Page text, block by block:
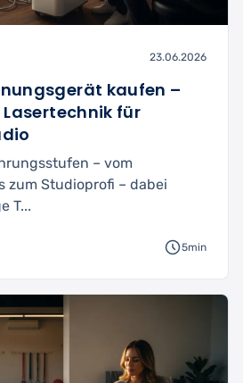
23.06.2026
kaufen –
für
– vom
zum Studioprofi – dabei
T...
5min